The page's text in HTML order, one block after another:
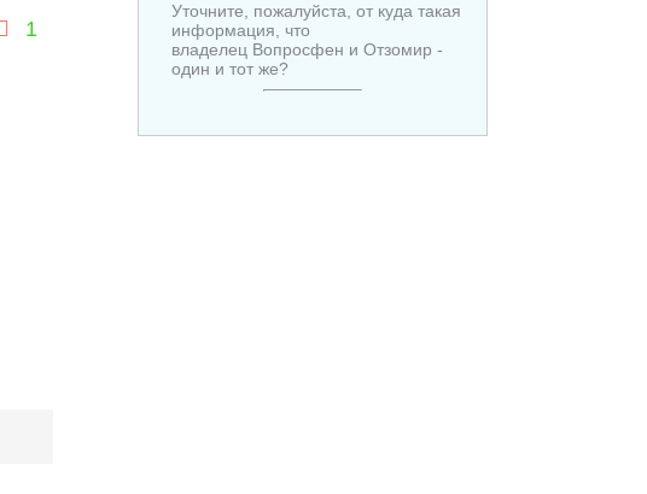
1
Уточните, пожалуйста, от куда такая
информация, что
владелец Вопросфен и Отзомир -
один и тот же?